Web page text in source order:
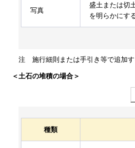
写真
盛土または切
を明らかにす
注 施行細則または手引き等で追加す
＜土石の堆積の場合＞
種類